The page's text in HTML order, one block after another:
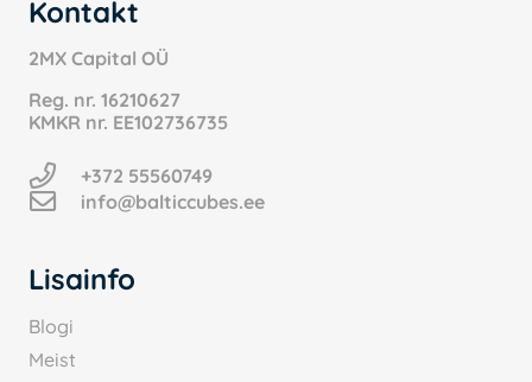
Kontakt
2MX Capital OÜ
Reg. nr. 16210627
KMKR nr. EE102736735
+372 55560749
info@balticcubes.ee
Lisainfo
Blogi
Meist